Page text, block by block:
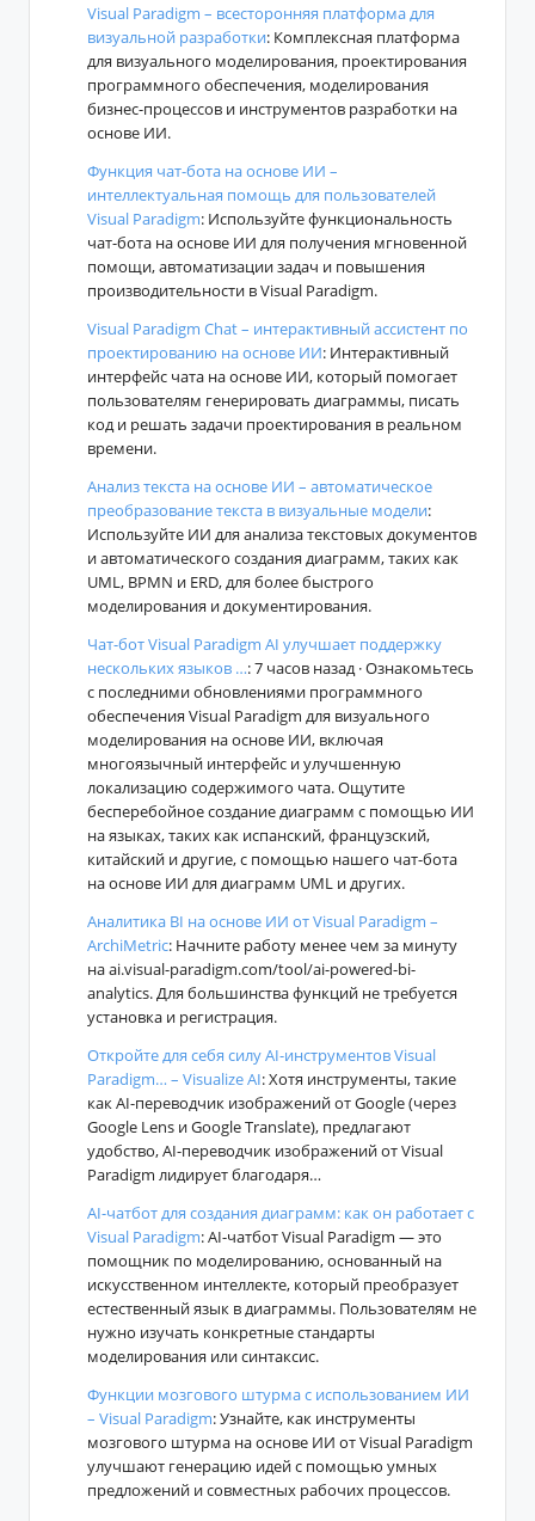
Visual Paradigm – всесторонняя платформа для
визуальной разработки: Комплексная платформа
для визуального моделирования, проектирования
программного обеспечения, моделирования
бизнес-процессов и инструментов разработки на
основе ИИ.
Функция чат-бота на основе ИИ –
интеллектуальная помощь для пользователей
Visual Paradigm: Используйте функциональность
чат-бота на основе ИИ для получения мгновенной
помощи, автоматизации задач и повышения
производительности в Visual Paradigm.
Visual Paradigm Chat – интерактивный ассистент по
проектированию на основе ИИ: Интерактивный
интерфейс чата на основе ИИ, который помогает
пользователям генерировать диаграммы, писать
код и решать задачи проектирования в реальном
времени.
Анализ текста на основе ИИ – автоматическое
преобразование текста в визуальные модели:
Используйте ИИ для анализа текстовых документов
и автоматического создания диаграмм, таких как
UML, BPMN и ERD, для более быстрого
моделирования и документирования.
Чат-бот Visual Paradigm AI улучшает поддержку
нескольких языков …: 7 часов назад · Ознакомьтесь
с последними обновлениями программного
обеспечения Visual Paradigm для визуального
моделирования на основе ИИ, включая
многоязычный интерфейс и улучшенную
локализацию содержимого чата. Ощутите
бесперебойное создание диаграмм с помощью ИИ
на языках, таких как испанский, французский,
китайский и другие, с помощью нашего чат-бота
на основе ИИ для диаграмм UML и других.
Аналитика BI на основе ИИ от Visual Paradigm –
ArchiMetric: Начните работу менее чем за минуту
на ai.visual-paradigm.com/tool/ai-powered-bi-
analytics. Для большинства функций не требуется
установка и регистрация.
Откройте для себя силу AI-инструментов Visual
Paradigm… – Visualize AI: Хотя инструменты, такие
как AI-переводчик изображений от Google (через
Google Lens и Google Translate), предлагают
удобство, AI-переводчик изображений от Visual
Paradigm лидирует благодаря…
AI-чатбот для создания диаграмм: как он работает с
Visual Paradigm: AI-чатбот Visual Paradigm — это
помощник по моделированию, основанный на
искусственном интеллекте, который преобразует
естественный язык в диаграммы. Пользователям не
нужно изучать конкретные стандарты
моделирования или синтаксис.
Функции мозгового штурма с использованием ИИ
– Visual Paradigm: Узнайте, как инструменты
мозгового штурма на основе ИИ от Visual Paradigm
улучшают генерацию идей с помощью умных
предложений и совместных рабочих процессов.